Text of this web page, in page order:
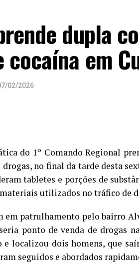
dupla
cocaína em
02/2026
do 1º Comando Regional
no final da tarde desta
tabletes e porções de
utilizados no tráfico de
em patrulhamento pelo bairro
ponto de venda de drogas
e localizou dois homens, que
seguidos e abordados